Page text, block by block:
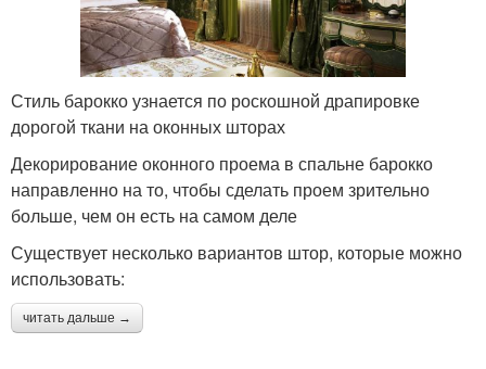
Стиль барокко узнается по роскошной драпировке
дорогой ткани на оконных шторах
Декорирование оконного проема в спальне барокко
направленно на то, чтобы сделать проем зрительно
больше, чем он есть на самом деле
Существует несколько вариантов штор, которые можно
использовать:
читать дальше →